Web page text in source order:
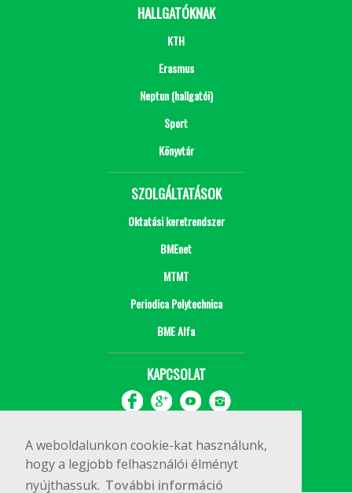
A weboldalunkon cookie-kat használunk,
hogy a legjobb felhasználói élményt
nyújthassuk. További információ
HALLGATÓKNAK
KTH
Erasmus
Neptun (hallgatói)
Sport
Könyvtár
SZOLGÁLTATÁSOK
Oktatási keretrendszer
BMEnet
MTMT
Periodica Polytechnica
BME Alfa
KAPCSOLAT